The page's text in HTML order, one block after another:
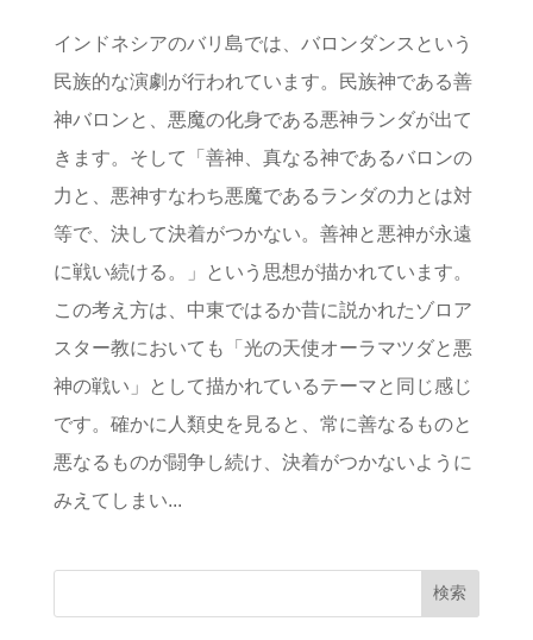
インドネシアのバリ島では、バロンダンスという
民族的な演劇が行われています。民族神である善
神バロンと、悪魔の化身である悪神ランダが出て
きます。そして「善神、真なる神であるバロンの
力と、悪神すなわち悪魔であるランダの力とは対
等で、決して決着がつかない。善神と悪神が永遠
に戦い続ける。」という思想が描かれています。
この考え方は、中東ではるか昔に説かれたゾロア
スター教においても「光の天使オーラマツダと悪
神の戦い」として描かれているテーマと同じ感じ
です。確かに人類史を見ると、常に善なるものと
悪なるものが闘争し続け、決着がつかないように
みえてしまい...
検索